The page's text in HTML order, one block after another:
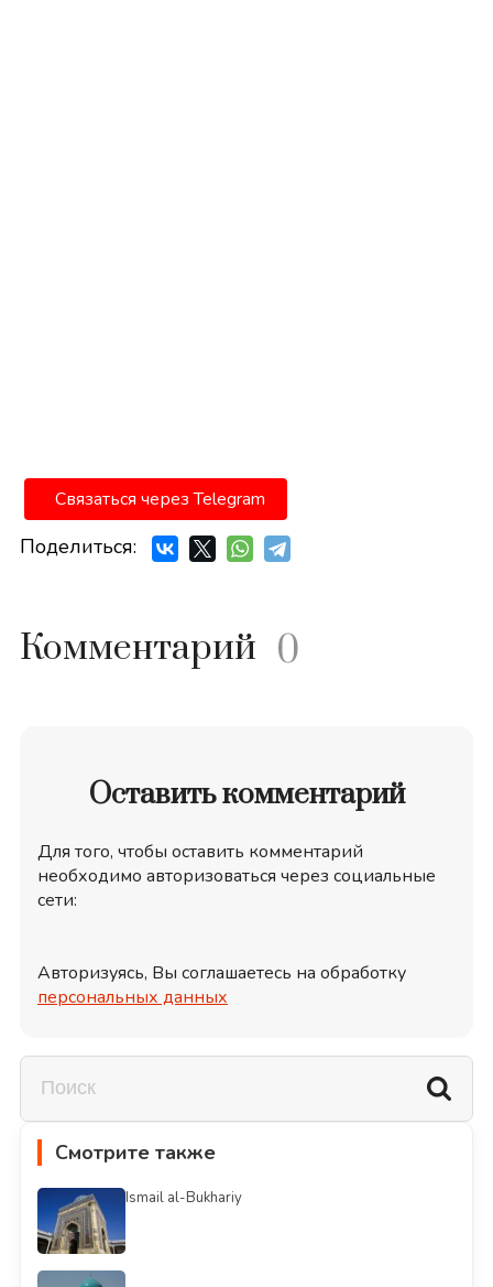
Связаться через Telegram
Поделиться:
Комментарий 0
Оставить комментарий
Для того, чтобы оставить комментарий
необходимо авторизоваться через социальные
сети:
Авторизуясь, Вы соглашаетесь на обработку
персональных данных
Смотрите также
Ismail al-Bukhariy